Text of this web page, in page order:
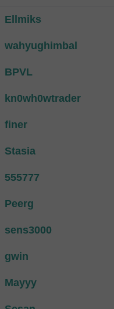
Ellmiks
wahyughimbal
BPVL
kn0wh0wtrader
finer
Stasia
555777
Peerg
sens3000
gwin
Mayyy